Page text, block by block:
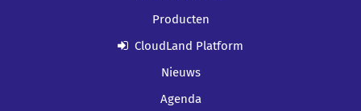
Producten
CloudLand Platform
Nieuws
Agenda